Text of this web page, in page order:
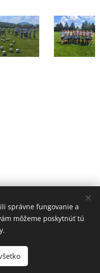
784 130
-2021- Tvoríme weby pre
správne fungovanie a
môžeme poskytnúť tú